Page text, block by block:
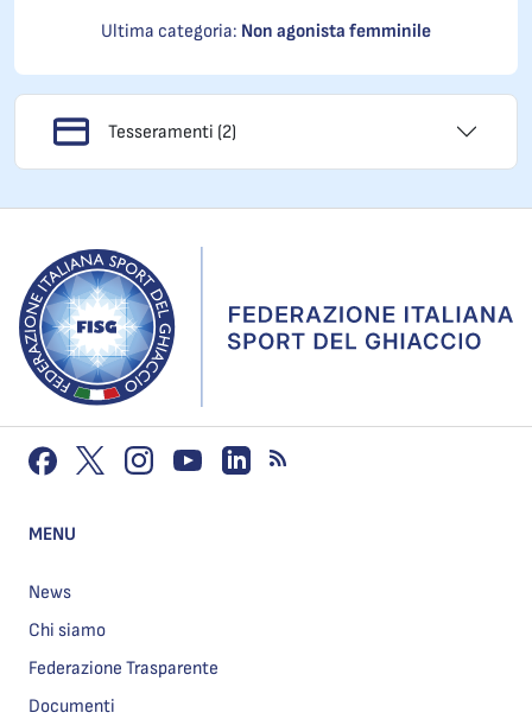
Ultima categoria: Non agonista femminile
Tesseramenti (2)
MENU
News
Chi siamo
Federazione Trasparente
Documenti